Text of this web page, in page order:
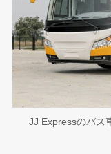
JJ Expressのバス